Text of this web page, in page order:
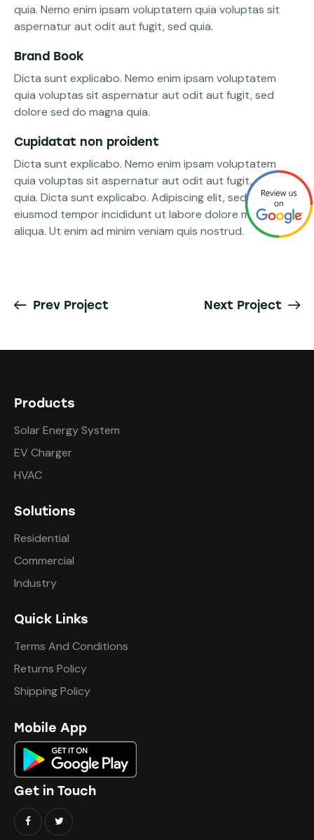
quia. Nemo enim ipsam voluptatem quia voluptas sit
aspernatur aut odit aut fugit, sed quia.
Brand Book
Dicta sunt explicabo. Nemo enim ipsam voluptatem
quia voluptas sit aspernatur aut odit aut fugit, sed
dolore sed do magna quia.
Cupidatat non proident
Dicta sunt explicabo. Nemo enim ipsam voluptatem
quia voluptas sit aspernatur aut odit aut fugit, sed
quia. Dicta sunt explicabo. Adipiscing elit, sed do
eiusmod tempor incididunt ut labore dolore magna
aliqua. Ut enim ad minim veniam quis nostrud.
Prev Project Next Project
Products
Solar Energy System
EV Charger
HVAC
Solutions
Residential
Commercial
Industry
Quick Links
Terms And Conditions
Returns Policy
Shipping Policy
Mobile App
Get in Touch